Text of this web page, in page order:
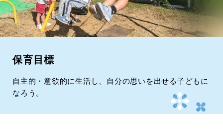
保育目標
自主的・意欲的に生活し、自分の思いを出せる子どもに
なろう。